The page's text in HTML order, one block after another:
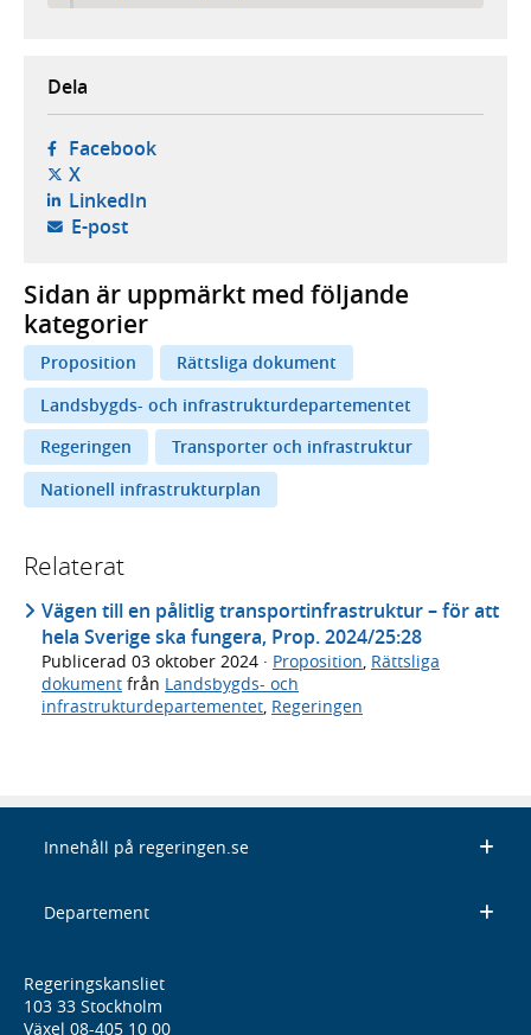
Dela
Facebook- öppnas i ny flik, extern webbplats,
X- öppnas i ny flik, extern webbplats,
LinkedIn- öppnas i ny flik, extern webbplats,
E-post- öppnar din e-postklient,
Sidan är uppmärkt med följande
kategorier
Proposition
Rättsliga dokument
Landsbygds- och infrastrukturdepartementet
Regeringen
Transporter och infrastruktur
Nationell infrastrukturplan
Relaterat
Vägen till en pålitlig transportinfrastruktur – för att
hela Sverige ska fungera, Prop. 2024/25:28
Publicerad 03 oktober 2024 · Proposition, Rättsliga
dokument från Landsbygds- och
infrastrukturdepartementet, Regeringen
Innehåll på regeringen.se
Departement
Regeringskansliet
103 33 Stockholm
Växel 08-405 10 00